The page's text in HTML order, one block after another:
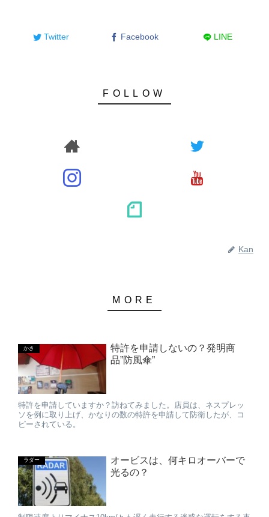
Twitter Facebook LINE
Kan
かさ
特許を申請しないの？発明商
品”防風傘”
特許を申請していますか？訪ねてみました。店員は、ネスプレッ
ソを例に取り上げ、かなりの数の特許を申請して防衛したが、コ
ピーされている。
ラダー
オービスは、何キロオーバーで
光るの？